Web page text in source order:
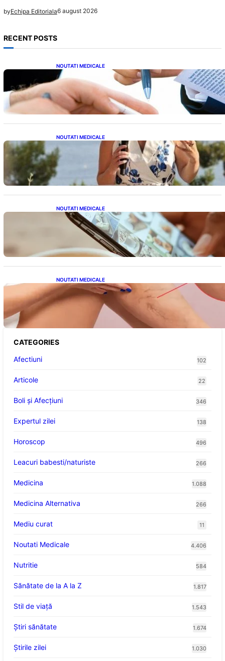
byEchipa Editoriala6 august 2026
RECENT POSTS
NOUTATI MEDICALE
Acordul României cu Banca Mondială: O
Analiză Detaliată a Împrumutului și
Condițiilor Impuse
NOUTATI MEDICALE
Nașterea prințesei Eugenie la Lisabona: O
alegere plină de semnificație pentru familia
regală britanică
NOUTATI MEDICALE
Revoluția Bateriilor pentru Telefoane:
Avantaje, Provocări și Viitorul Tehnologiei
Energetice
NOUTATI MEDICALE
Varicele și Umflarea Picioarelor pe Caniculă:
Înțelegerea Simptomelor și Măsurilor de
Prevenție
CATEGORIES
Afectiuni
102
Articole 22
Boli și Afecțiuni 346
Expertul zilei 138
Horoscop 496
Leacuri babesti/naturiste 266
Medicina 1.088
Medicina Alternativa 266
Mediu curat 11
Noutati Medicale 4.406
Nutritie 584
Sănătate de la A la Z 1.817
Stil de viaţă 1.543
Ştiri sănătate 1.674
Știrile zilei 1.030